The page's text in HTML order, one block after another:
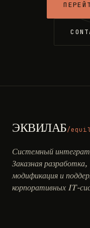
ЭКВИЛАБ/
Системный
Заказная разработка,
модификация и
корпоративных IT-